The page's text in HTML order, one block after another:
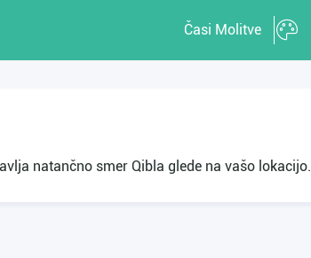
Časi Molitve
natančno smer Qibla glede na vašo lokacijo.